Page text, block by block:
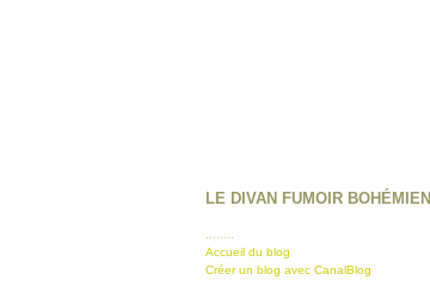
LE DIVAN FUMOIR BOHÉMIEN
Accueil du blog
Créer un blog avec CanalBlog